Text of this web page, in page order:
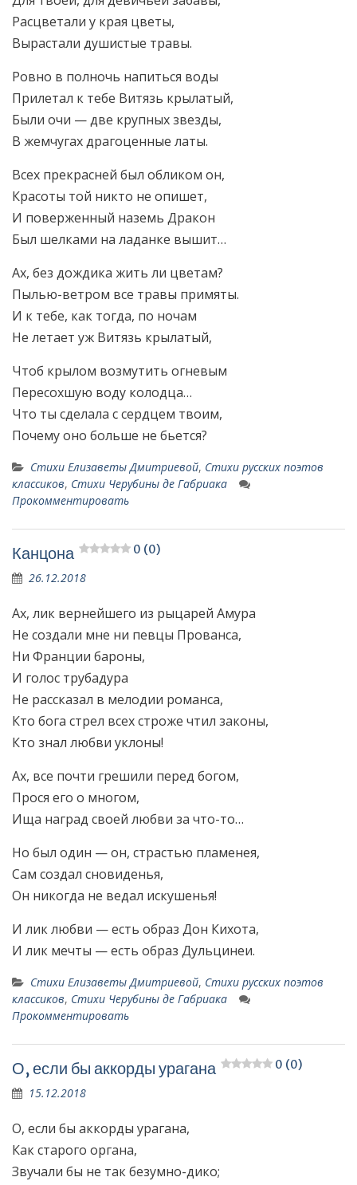
Расцветали у края цветы,
Вырастали душистые травы.
Ровно в полночь напиться воды
Прилетал к тебе Витязь крылатый,
Были очи — две крупных звезды,
В жемчугах драгоценные латы.
Всех прекрасней был обликом он,
Красоты той никто не опишет,
И поверженный наземь Дракон
Был шелками на ладанке вышит…
Ах, без дождика жить ли цветам?
Пылью-ветром все травы примяты.
И к тебе, как тогда, по ночам
Не летает уж Витязь крылатый,
Чтоб крылом возмутить огневым
Пересохшую воду колодца…
Что ты сделала с сердцем твоим,
Почему оно больше не бьется?
Стихи Елизаветы Дмитриевой, Стихи русских поэтов
классиков, Стихи Черубины де Габриака
Прокомментировать
Канцона 0 (0)
26.12.2018
Ах, лик вернейшего из рыцарей Амура
Не создали мне ни певцы Прованса,
Ни Франции бароны,
И голос трубадура
Не рассказал в мелодии романса,
Кто бога стрел всех строже чтил законы,
Кто знал любви уклоны!
Ах, все почти грешили перед богом,
Прося его о многом,
Ища наград своей любви за что-то…
Но был один — он, страстью пламенея,
Сам создал сновиденья,
Он никогда не ведал искушенья!
И лик любви — есть образ Дон Кихота,
И лик мечты — есть образ Дульцинеи.
Стихи Елизаветы Дмитриевой, Стихи русских поэтов
классиков, Стихи Черубины де Габриака
Прокомментировать
О, если бы аккорды урагана 0 (0)
15.12.2018
О, если бы аккорды урагана,
Как старого органа,
Звучали бы не так безумно-дико;